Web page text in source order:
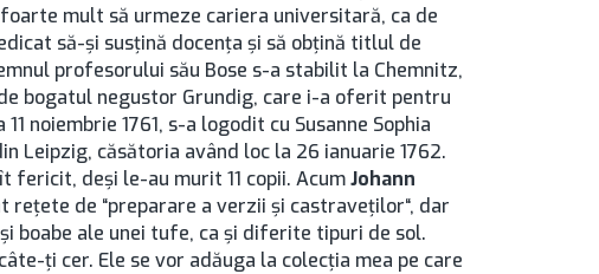
mult să urmeze cariera universitară, ca de
să-şi susţină docenţa şi să obţină titlul de
profesorului său Bose s-a stabilit la Chemnitz,
bogatul negustor Grundig, care i-a oferit pentru
noiembrie 1761, s-a logodit cu Susanne Sophia
Leipzig, căsătoria având loc la 26 ianuarie 1762.
fericit, deşi le-au murit 11 copii. AcumJohann
de “preparare a verzii şi castraveţilor“, dar
boabe ale unei tufe, ca şi diferite tipuri de sol.
ţi cer. Ele se vor adăuga la colecţia mea pe care